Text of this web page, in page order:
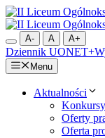
Przejdź
do
treściA- A A+
Dziennik UONET+
Menu
Aktualności
Konkursy
Oferty
Oferta